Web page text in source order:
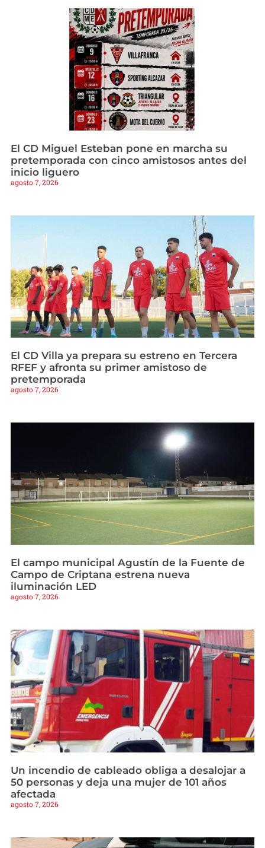
El CD Miguel Esteban pone en marcha su
pretemporada con cinco amistosos antes del
inicio liguero
agosto 7, 2026
El CD Villa ya prepara su estreno en Tercera
RFEF y afronta su primer amistoso de
pretemporada
agosto 7, 2026
El campo municipal Agustín de la Fuente de
Campo de Criptana estrena nueva
iluminación LED
agosto 7, 2026
Un incendio de cableado obliga a desalojar a
50 personas y deja una mujer de 101 años
afectada
agosto 7, 2026